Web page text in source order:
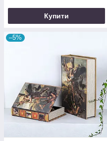
Купити
–5%